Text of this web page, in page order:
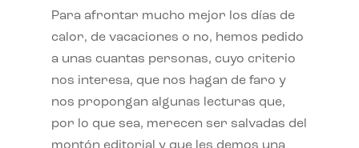
Para afrontar mucho mejor los días de
calor, de vacaciones o no, hemos pedido
a unas cuantas personas, cuyo criterio
nos interesa, que nos hagan de faro y
nos propongan algunas lecturas que,
por lo que sea, merecen ser salvadas del